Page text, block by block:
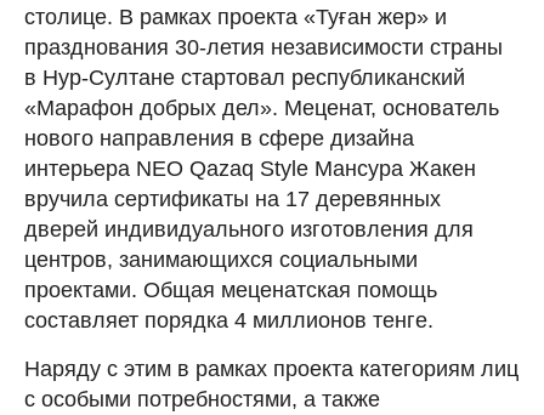
столице. В рамках проекта «Туған жер» и
празднования 30-летия независимости страны
в Нур-Султане стартовал республиканский
«Марафон добрых дел». Меценат, основатель
нового направления в сфере дизайна
интерьера NEO Qazaq Style Мансура Жакен
вручила сертификаты на 17 деревянных
дверей индивидуального изготовления для
центров, занимающихся социальными
проектами. Общая меценатская помощь
составляет порядка 4 миллионов тенге.
Наряду с этим в рамках проекта категориям лиц
с особыми потребностями, а также